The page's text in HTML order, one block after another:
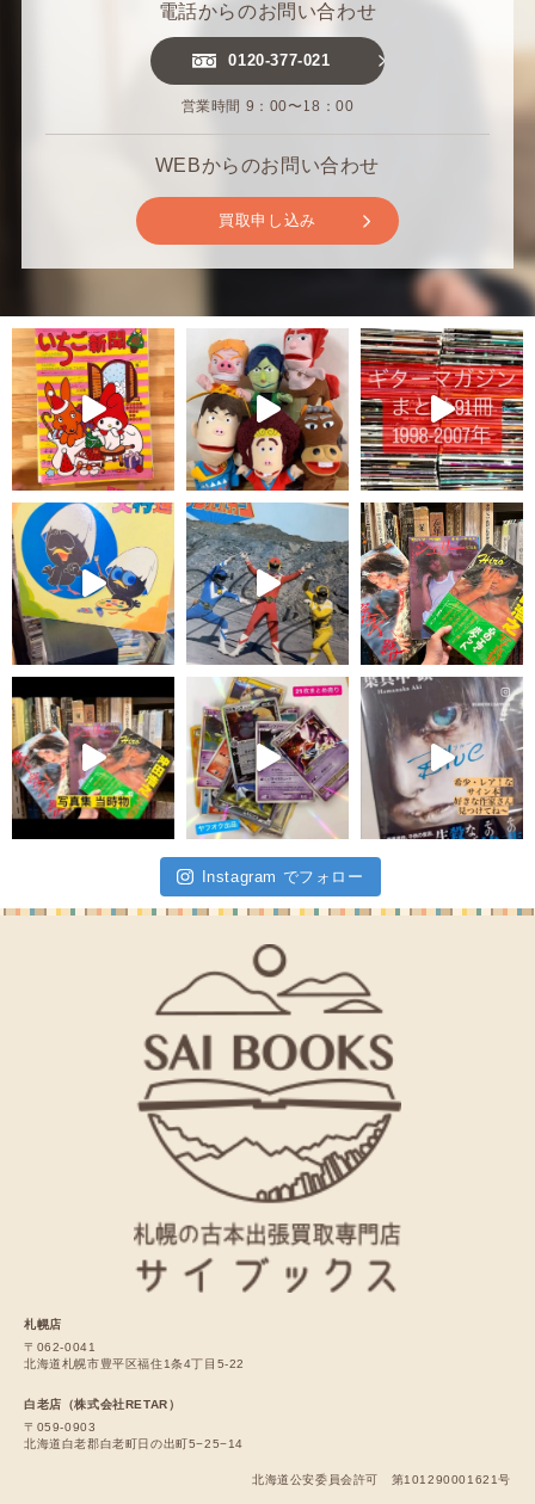
電話からのお問い合わせ
0120-377-021
営業時間 9：00〜18：00
WEBからのお問い合わせ
買取申し込み
Instagram でフォロー
札幌店
〒062-0041
北海道札幌市豊平区福住1条4丁目5-22
白老店（株式会社RETAR）
〒059-0903
北海道白老郡白老町日の出町5−25−14
北海道公安委員会許可 第101290001621号